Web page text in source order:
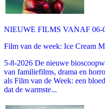
NIEUWE FILMS VANAF 06-
Film van de week: Ice Cream
5-8-2026 De nieuwe
van familiefilms, drama en
als Film van de Week: een
dat de warmste...